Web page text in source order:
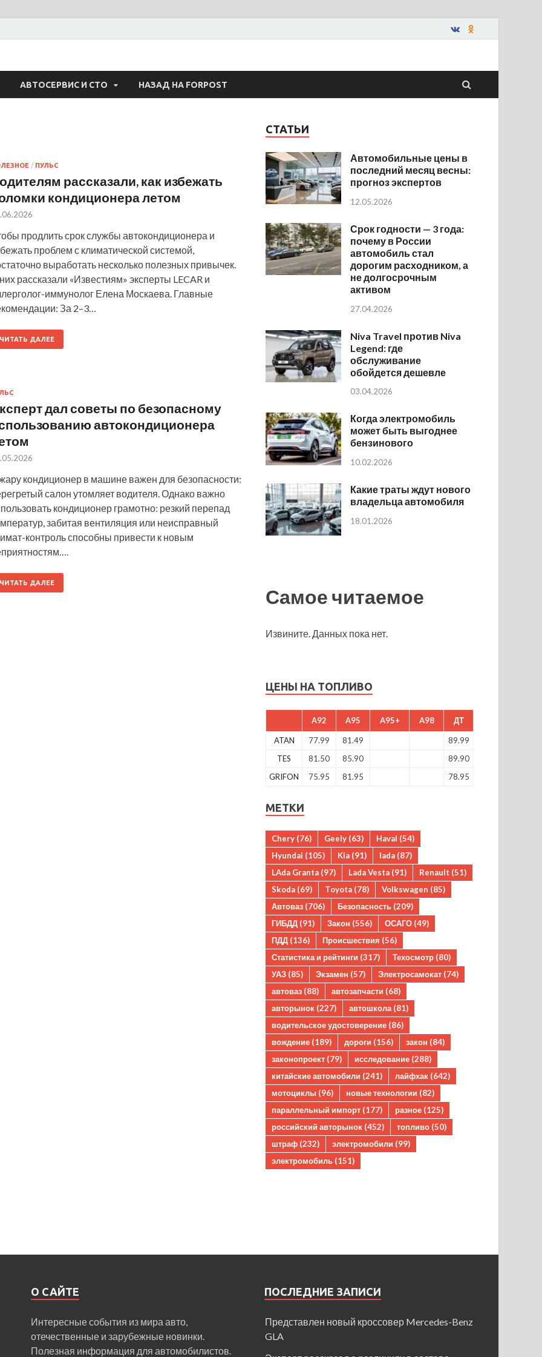
АВТОСЕРВИС И СТО НАЗАД НА FORPOST
/ ПУЛЬС
рассказали, как избежать
кондиционера летом
продлить срок службы автокондиционера и
проблем с климатической системой,
выработать несколько полезных привычек.
рассказали «Известиям» эксперты LECAR и
иммунолог Елена Москаева. Главные
За 2–3…
ЧИТАТЬ ДАЛЕЕ
дал советы по безопасному
автокондиционера
кондиционер в машине важен для безопасности:
салон утомляет водителя. Однако важно
кондиционер грамотно: резкий перепад
забитая вентиляция или неисправный
контроль способны привести к новым
ЧИТАТЬ ДАЛЕЕ
СТАТЬИ
Автомобильные цены в
последний месяц весны:
прогноз экспертов
12.05.2026
Срок годности — 3 года:
почему в России
автомобиль стал
дорогим расходником, а
не долгосрочным
активом
27.04.2026
Niva Travel против Niva
Legend: где
обслуживание
обойдется дешевле
03.04.2026
Когда электромобиль
может быть выгоднее
бензинового
10.02.2026
Какие траты ждут нового
владельца автомобиля
18.01.2026
Самое читаемое
Извините. Данных пока нет.
ЦЕНЫ НА ТОПЛИВО
A92 A95 A95+ A98 ДТ
ATAN 77.99 81.49
89.99
TES
81.50 85.90
89.90
GRIFON
75.95 81.95 78.95
МЕТКИ
Chery (76) Geely (63) Haval (54)
Hyundai (105) Kia (91) lada (87)
LAda Granta (97) Lada Vesta (91) Renault (51)
Skoda (69) Toyota (78) Volkswagen (85)
Автоваз (706) Безопасность (209)
ГИБДД (91) Закон (556) ОСАГО (49)
ПДД (136) Происшествия (56)
Статистика и рейтинги (317) Техосмотр (80)
УАЗ (85) Экзамен (57) Электросамокат (74)
автоваз (88) автозапчасти (68)
авторынок (227) автошкола (81)
водительское удостоверение (86)
вождение (189) дороги (156) закон (84)
законопроект (79) исследование (288)
китайские автомобили (241) лайфхак (642)
мотоциклы (96) новые технологии (82)
параллельный импорт (177) разное (125)
российский авторынок (452) топливо (50)
штраф (232) электромобили (99)
электромобиль (151)
О САЙТЕ
Интересные события из мира авто,
отечественные и зарубежные новинки.
Полезная информация для автомобилистов.
ПОСЛЕДНИЕ ЗАПИСИ
Представлен новый кроссовер Mercedes-Benz
GLA